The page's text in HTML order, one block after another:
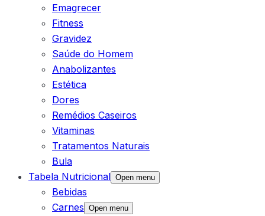
Emagrecer
Fitness
Gravidez
Saúde do Homem
Anabolizantes
Estética
Dores
Remédios Caseiros
Vitaminas
Tratamentos Naturais
Bula
Tabela Nutricional Open menu
Bebidas
Carnes Open menu